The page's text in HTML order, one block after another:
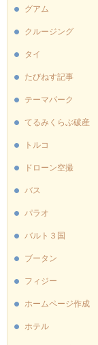
グアム
クルージング
タイ
たびねす記事
テーマパーク
てるみくらぶ破産
トルコ
ドローン空撮
バス
パラオ
バルト３国
ブータン
フィジー
ホームページ作成
ホテル